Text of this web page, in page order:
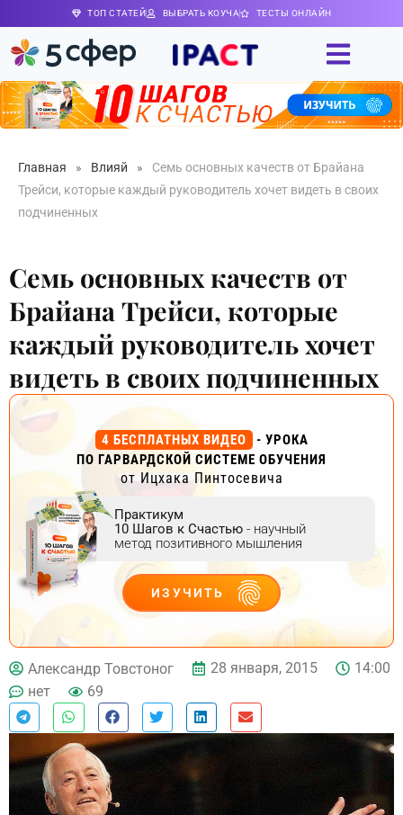
ТОП СТАТЕЙ ВЫБРАТЬ КОУЧА ТЕСТЫ ОНЛАЙН
Главная » Влияй »
Семь основных качеств от Брайана
Трейси, которые каждый руководитель хочет видеть в своих
подчиненных
Семь основных качеств от
Брайана Трейси, которые
каждый руководитель хочет
видеть в своих подчиненных
4 БЕСПЛАТНЫХ ВИДЕО
- УРОКА
ПО ГАРВАРДСКОЙ СИСТЕМЕ ОБУЧЕНИЯ
от Ицхака Пинтосевича
Практикум
10 Шагов к Счастью - научный
метод позитивного мышления
ИЗУЧИТЬ
ДЕЙСТВУЙ
Александр Товстоног 28 января, 2015
14:00
нет
69